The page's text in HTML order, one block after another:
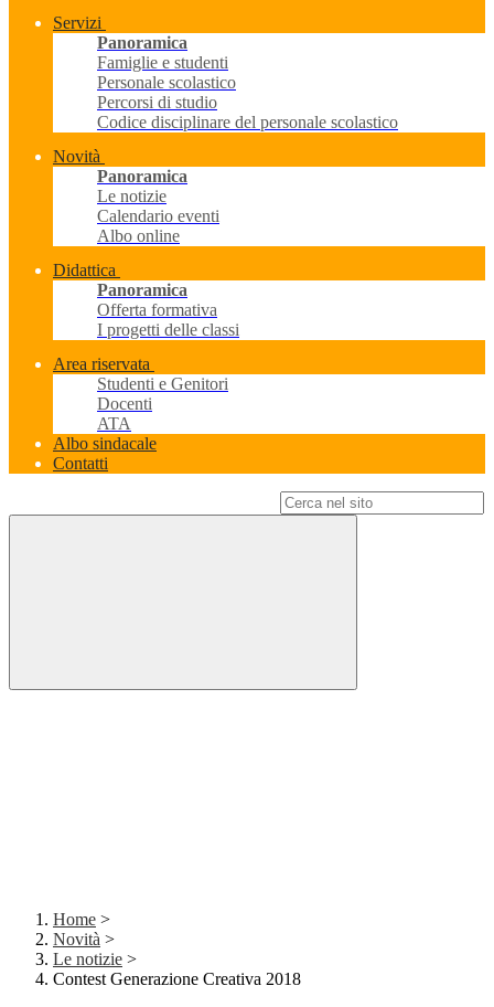
Servizi
Panoramica
Famiglie e studenti
Personale scolastico
Percorsi di studio
Codice disciplinare del personale scolastico
Novità
Panoramica
Le notizie
Calendario eventi
Albo online
Didattica
Panoramica
Offerta formativa
I progetti delle classi
Area riservata
Studenti e Genitori
Docenti
ATA
Albo sindacale
Contatti
Home >
Novità >
Le notizie >
Contest Generazione Creativa 2018